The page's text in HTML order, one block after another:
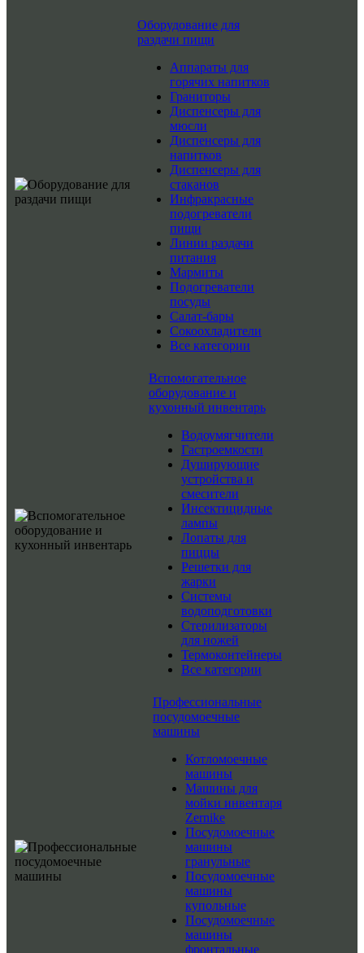
Оборудование для
раздачи пищи
Аппараты для
горячих напитков
Граниторы
Диспенсеры для
мюсли
Диспенсеры для
напитков
Диспенсеры для
стаканов
Инфракрасные
подогреватели
пищи
Линии раздачи
питания
Мармиты
Подогреватели
посуды
Салат-бары
Сокоохладители
Все категории
Вспомогательное
оборудование и
кухонный инвентарь
Водоумягчители
Гастроемкости
Душирующие
устройства и
смесители
Инсектицидные
лампы
Лопаты для
пиццы
Решетки для
жарки
Системы
водоподготовки
Стерилизаторы
для ножей
Термоконтейнеры
Все категории
Профессиональные
посудомоечные
машины
Котломоечные
машины
Машины для
мойки инвентаря
Zernike
Посудомоечные
машины
гранульные
Посудомоечные
машины
купольные
Посудомоечные
машины
фронтальные